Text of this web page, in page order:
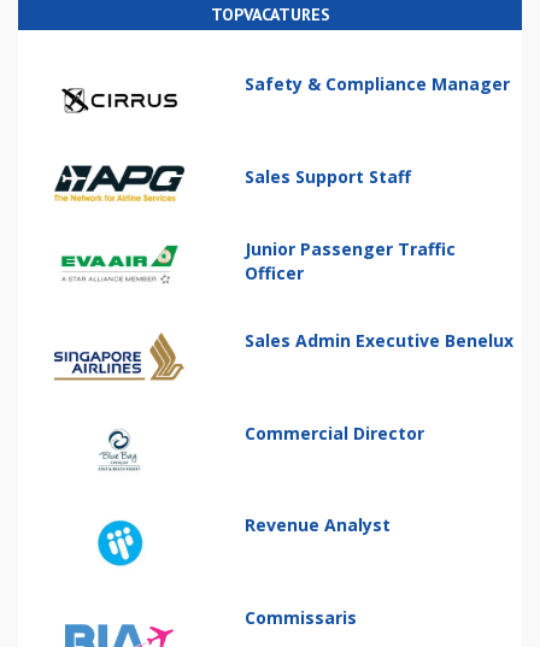
TOPVACATURES
Safety & Compliance Manager
Sales Support Staff
Junior Passenger Traffic
Officer
Sales Admin Executive Benelux
Commercial Director
Revenue Analyst
Commissaris